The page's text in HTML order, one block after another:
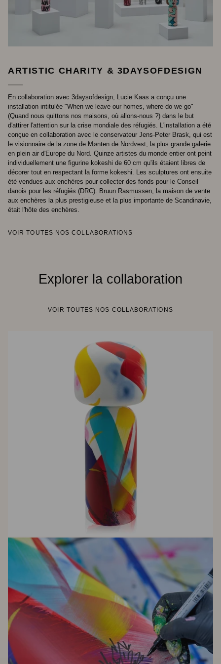
ARTISTIC CHARITY & 3DAYSOFDESIGN
En collaboration avec 3daysofdesign, Lucie Kaas a conçu une
installation intitulée "When we leave our homes, where do we go"
(Quand nous quittons nos maisons, où allons-nous ?) dans le but
d'attirer l'attention sur la crise mondiale des réfugiés. L'installation a été
conçue en collaboration avec le conservateur Jens-Peter Brask, qui est
le visionnaire de la zone de Mønten de Nordvest, la plus grande galerie
en plein air d'Europe du Nord. Quinze artistes du monde entier ont peint
individuellement une figurine kokeshi de 60 cm qu'ils étaient libres de
décorer tout en respectant la forme kokeshi. Les sculptures ont ensuite
été vendues aux enchères pour collecter des fonds pour le Conseil
danois pour les réfugiés (DRC). Bruun Rasmussen, la maison de vente
aux enchères la plus prestigieuse et la plus importante de Scandinavie,
était l'hôte des enchères.
VOIR TOUTES NOS COLLABORATIONS
Explorer la collaboration
VOIR TOUTES NOS COLLABORATIONS